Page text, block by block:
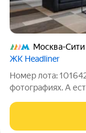
Москва-Сити
ЖК Headliner
Номер лота:
фотографиях. А
организованного
станет местом,